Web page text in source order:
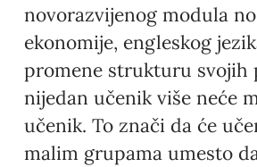
novorazvijenog modula
ekonomije, engleskog
promene strukturu svojih
nijedan učenik više neće
učenik. To znači da će
malim grupama umesto